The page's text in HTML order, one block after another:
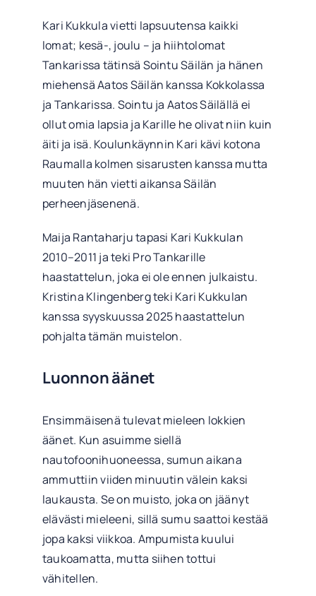
Kari Kukkula vietti lapsuutensa kaikki
lomat; kesä-, joulu – ja hiihtolomat
Tankarissa tätinsä Sointu Säilän ja hänen
miehensä Aatos Säilän kanssa Kokkolassa
ja Tankarissa. Sointu ja Aatos Säilällä ei
ollut omia lapsia ja Karille he olivat niin kuin
äiti ja isä. Koulunkäynnin Kari kävi kotona
Raumalla kolmen sisarusten kanssa mutta
muuten hän vietti aikansa Säilän
perheenjäsenenä.
Maija Rantaharju tapasi Kari Kukkulan
2010–2011 ja teki Pro Tankarille
haastattelun, joka ei ole ennen julkaistu.
Kristina Klingenberg teki Kari Kukkulan
kanssa syyskuussa 2025 haastattelun
pohjalta tämän muistelon.
Luonnon äänet
Ensimmäisenä tulevat mieleen lokkien
äänet. Kun asuimme siellä
nautofoonihuoneessa, sumun aikana
ammuttiin viiden minuutin välein kaksi
laukausta. Se on muisto, joka on jäänyt
elävästi mieleeni, sillä sumu saattoi kestää
jopa kaksi viikkoa. Ampumista kuului
taukoamatta, mutta siihen tottui
vähitellen.